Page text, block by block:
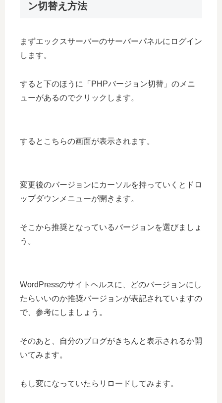
ン切替え方法
まずエックスサーバーのサーバーパネルにログイン
します。
すると下のほうに「PHPバージョン切替」のメニ
ューがあるのでクリックします。
するとこちらの画面が表示されます。
変更後のバージョンにカーソルを持っていくとドロ
ップダウンメニューが開きます。
そこから推奨となっているバージョンを選びましょ
う。
WordPressのサイトヘルスに、どのバージョンにし
たらいいのか推奨バージョンが表記されていますの
で、参考にしましょう。
そのあと、自分のブログがきちんと表示されるか開
いてみます。
もし変になっていたらリロードしてみます。